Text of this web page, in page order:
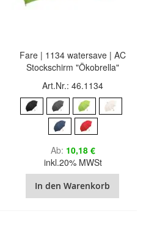
Fare | 1134 watersave | AC
Stockschirm "Ökobrella"
Art.Nr.: 46.1134
Ab 10,18 €
inkl.20% MWSt
In den Warenkorb